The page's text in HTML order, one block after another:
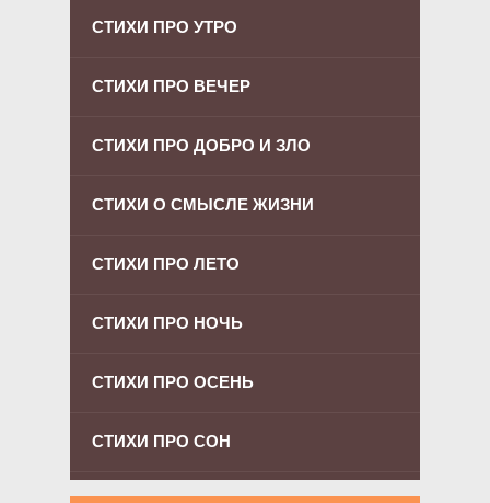
СТИХИ ПРО УТРО
СТИХИ ПРО ВЕЧЕР
СТИХИ ПРО ДОБРО И ЗЛО
СТИХИ О СМЫСЛЕ ЖИЗНИ
СТИХИ ПРО ЛЕТО
СТИХИ ПРО НОЧЬ
СТИХИ ПРО ОСЕНЬ
СТИХИ ПРО СОН